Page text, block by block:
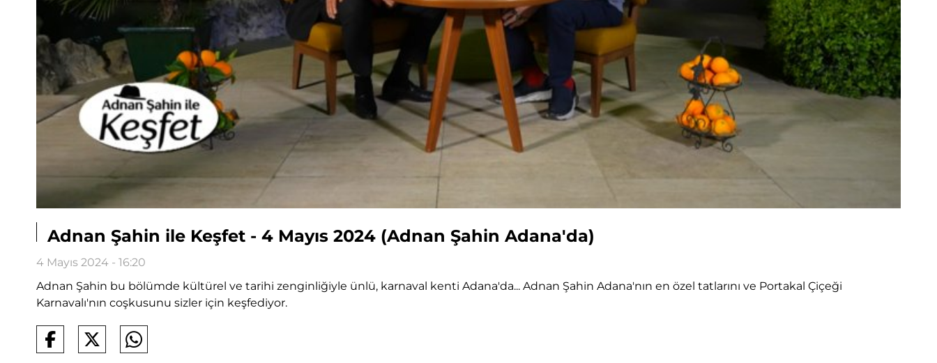
Oynat
Adnan Şahin ile Keşfet - 4 Mayıs 2024 (Adnan Şahin Adana'da)
4 Mayıs 2024 - 16:20
Adnan Şahin bu bölümde kültürel ve tarihi zenginliğiyle ünlü, karnaval kenti Adana'da... Adnan Şahin Adana'nın en özel tatlarını ve Portakal Çiçeği
Karnavalı'nın coşkusunu sizler için keşfediyor.